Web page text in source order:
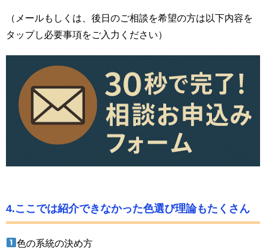
（メールもしくは、後日のご相談を希望の方は以下内容を
タップし必要事項をご入力ください）
4.ここでは紹介できなかった色選び理論もたくさん
色の系統の決め方